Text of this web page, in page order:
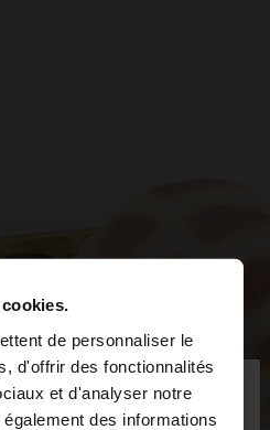
de personnaliser le
d'offrir des fonctionnalités
et d'analyser notre
des informations
×